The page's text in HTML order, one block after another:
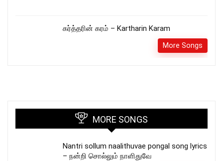
கர்த்தரின் கரம் – Kartharin Karam
More Songs
MORE SONGS
Nantri sollum naalithuvae pongal song lyrics
– நன்றி சொல்லும் நாளிதுவே